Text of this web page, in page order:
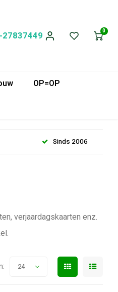
27837449 0
OP=OP
Sinds 2006
verjaardagskaarten enz.
24